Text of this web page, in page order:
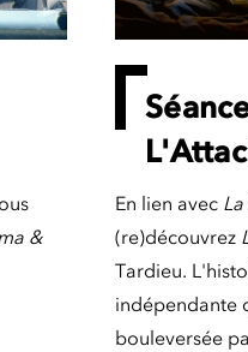
&
En lien avec
(re)découvrez
Tardieu.
indépendante
bouleversée